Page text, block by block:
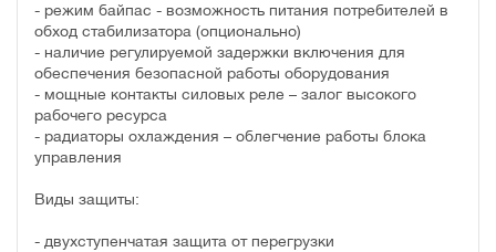
- режим байпас - возможность питания потребителей в
обход стабилизатора (опционально)
- наличие регулируемой задержки включения для
обеспечения безопасной работы оборудования
- мощные контакты силовых реле – залог высокого
рабочего ресурса
- радиаторы охлаждения – облегчение работы блока
управления
Виды защиты:
- двухступенчатая защита от перегрузки